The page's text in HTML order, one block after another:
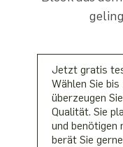
Jetzt gratis
Wählen Sie
überzeugen
Qualität. Sie
und benötigen
berät Sie